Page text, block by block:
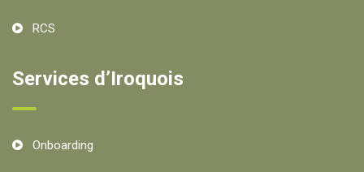
RCS
Services d’Iroquois
Onboarding